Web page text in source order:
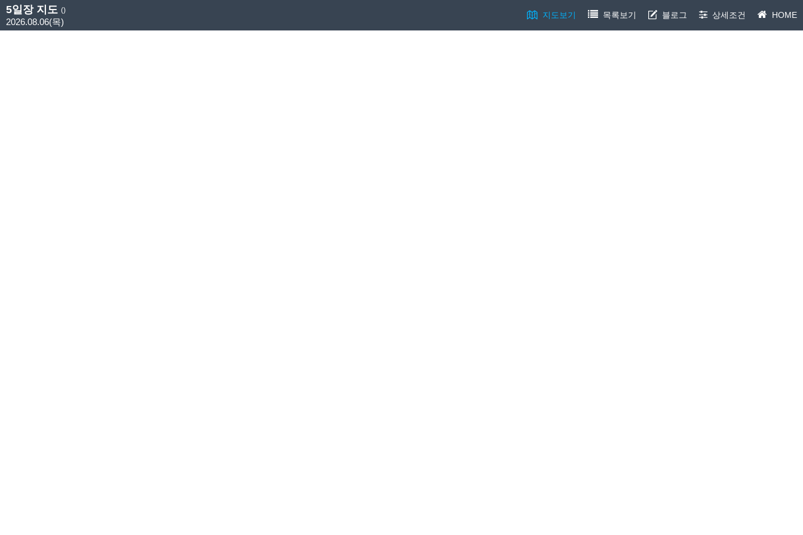
5일장 지도 ()
2026.08.06(목)
지도보기 목록보기 블로그 상세조건 HOME